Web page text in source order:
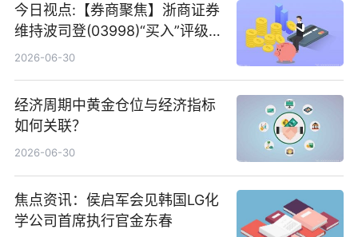
今日视点:【券商聚焦】浙商证券
维持波司登(03998)“买入”评级
指其业绩高质量稳增长
2026-06-30
经济周期中黄金仓位与经济指标
如何关联？
2026-06-30
焦点资讯：侯启军会见韩国LG化
学公司首席执行官金东春